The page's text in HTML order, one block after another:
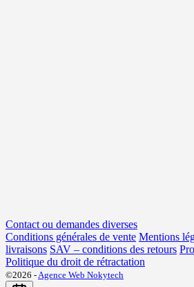
Contact ou demandes diverses
Conditions générales de vente Mentions
livraisons SAV – conditions des retours
Politique du droit de rétractation
©2026 -Agence Web Nokytech